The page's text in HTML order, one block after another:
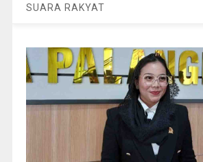
SUARA RAKYAT